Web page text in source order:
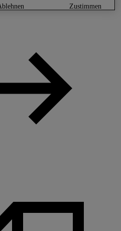
ablehnen
zustimmen